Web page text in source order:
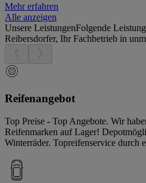
Mehr erfahren
Alle anzeigen
Unsere LeistungenFolgende
Reibersdorfer, Ihr Fachbetrieb in
Reifenangebot
Top Preise - Top Angebote. Wir
Reifenmarken auf Lager!
Winterräder. Topreifenservice durch